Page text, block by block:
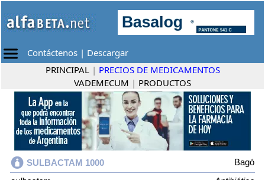
Contáctenos | Descargar
PRINCIPAL | PRECIOS DE MEDICAMENTOS
VADEMECUM | PRODUCTOS
SULBACTAM 1000
Bagó